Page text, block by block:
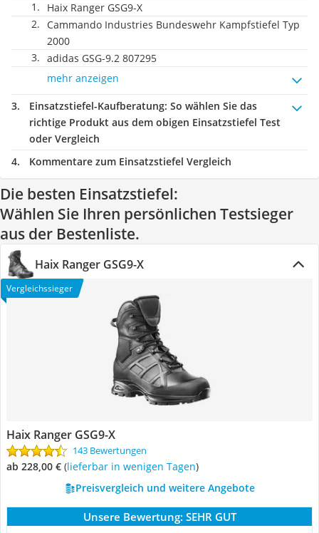
Haix Ranger GSG9-X
Cammando Industries Bundeswehr Kampfstiefel Typ
2000
adidas GSG-9.2 807295
mehr anzeigen
Einsatzstiefel-Kaufberatung: So wählen Sie das
richtige Produkt aus dem obigen Einsatzstiefel Test
oder Vergleich
Kommentare zum Einsatzstiefel Vergleich
Die besten Einsatzstiefel:
Wählen Sie Ihren persönlichen Testsieger
aus der Bestenliste.
Haix Ranger GSG9-X
Vergleichssieger
Haix Ranger GSG9-X
143 Bewertungen
ab 228,00 € ( Lieferbar in wenigen Tagen)
Preisvergleich und weitere Angebote
Unsere Bewertung: SEHR GUT